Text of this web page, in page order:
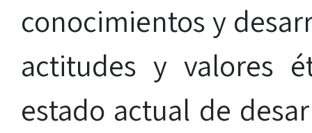
conocimientos y
actitudes y valores
estado actual de